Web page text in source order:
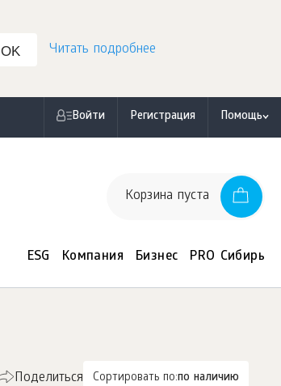
OK Читать подробнее
Войти Регистрация Помощь
Корзина пуста
ESG Компания Бизнес PRO Сибирь
Сортировать по:по наличию
Поделиться